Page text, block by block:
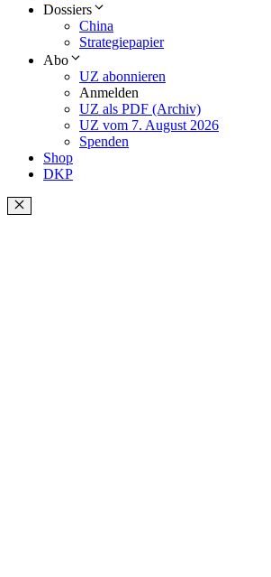
Dossiers
China
Strategiepapier
Abo
UZ abonnieren
Anmelden
UZ als PDF (Archiv)
UZ vom 7. August 2026
Spenden
Shop
DKP
Schließen